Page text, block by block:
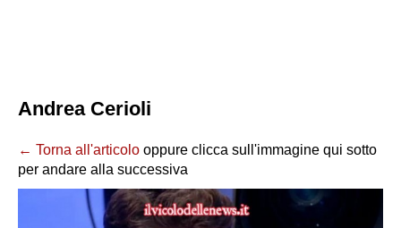
Andrea Cerioli
← Torna all'articolo oppure clicca sull'immagine qui sotto
per andare alla successiva